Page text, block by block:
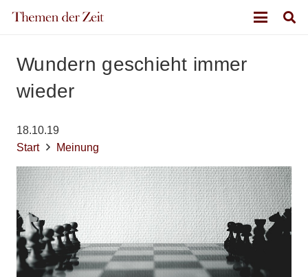
Wundern geschieht immer
wieder
18.10.19
Start
Meinung